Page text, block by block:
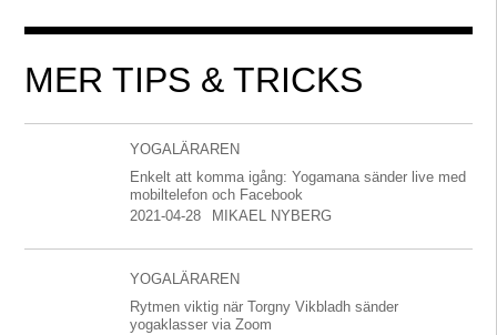
MER TIPS & TRICKS
YOGALÄRAREN
Enkelt att komma igång: Yogamana sänder live med
mobiltelefon och Facebook
2021-04-28
MIKAEL NYBERG
YOGALÄRAREN
Rytmen viktig när Torgny Vikbladh sänder
yogaklasser via Zoom